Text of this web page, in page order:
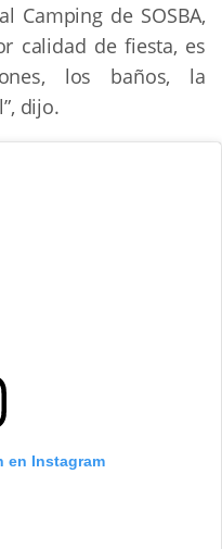
Camping de SOSBA,
calidad de fiesta, es
los baños, la
dijo.
en Instagram